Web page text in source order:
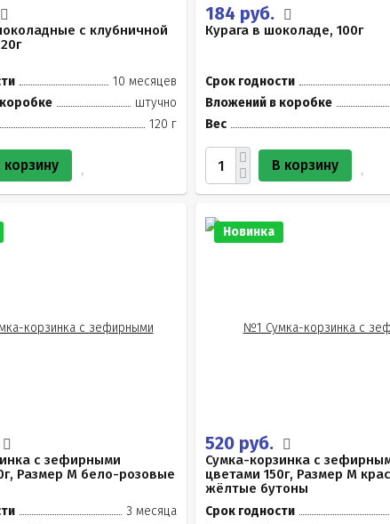
с клубничной
10 месяцев
штучно
120 г
корзину
184 руб.
Курага в шоколаде, 100г
Срок годности
Вложений в коробке
Вес
В корзину
с зефирными
Размер М бело-розовые
3 месяца
Новинка
520 руб.
Сумка-корзинка с
цветами 150г, Размер М
жёлтые бутоны
Срок годности